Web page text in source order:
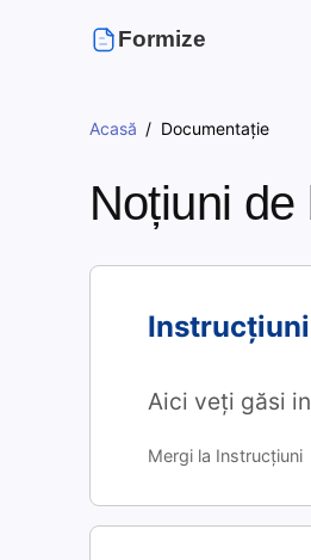
Formize
Acasă Documentație
Noțiuni de
Aici veți găsi
Mergi la Instrucțiuni